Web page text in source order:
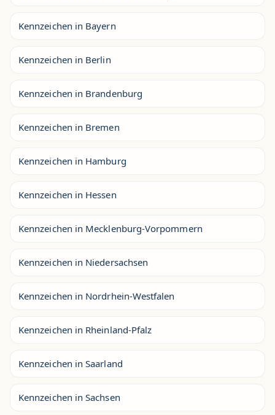
Kennzeichen in Bayern
Kennzeichen in Berlin
Kennzeichen in Brandenburg
Kennzeichen in Bremen
Kennzeichen in Hamburg
Kennzeichen in Hessen
Kennzeichen in Mecklenburg-Vorpommern
Kennzeichen in Niedersachsen
Kennzeichen in Nordrhein-Westfalen
Kennzeichen in Rheinland-Pfalz
Kennzeichen in Saarland
Kennzeichen in Sachsen